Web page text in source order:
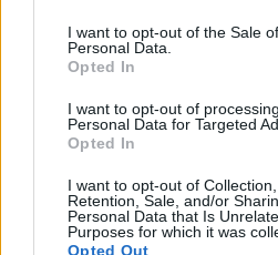
I want to opt-out of the Sale
Personal Data.
Opted In
I want to opt-out of
Personal Data for Targeted
Opted In
I want to opt-out of Collection,
Retention, Sale, and/or
Personal Data that Is
Purposes for which it was
Opted Out
Експерти: